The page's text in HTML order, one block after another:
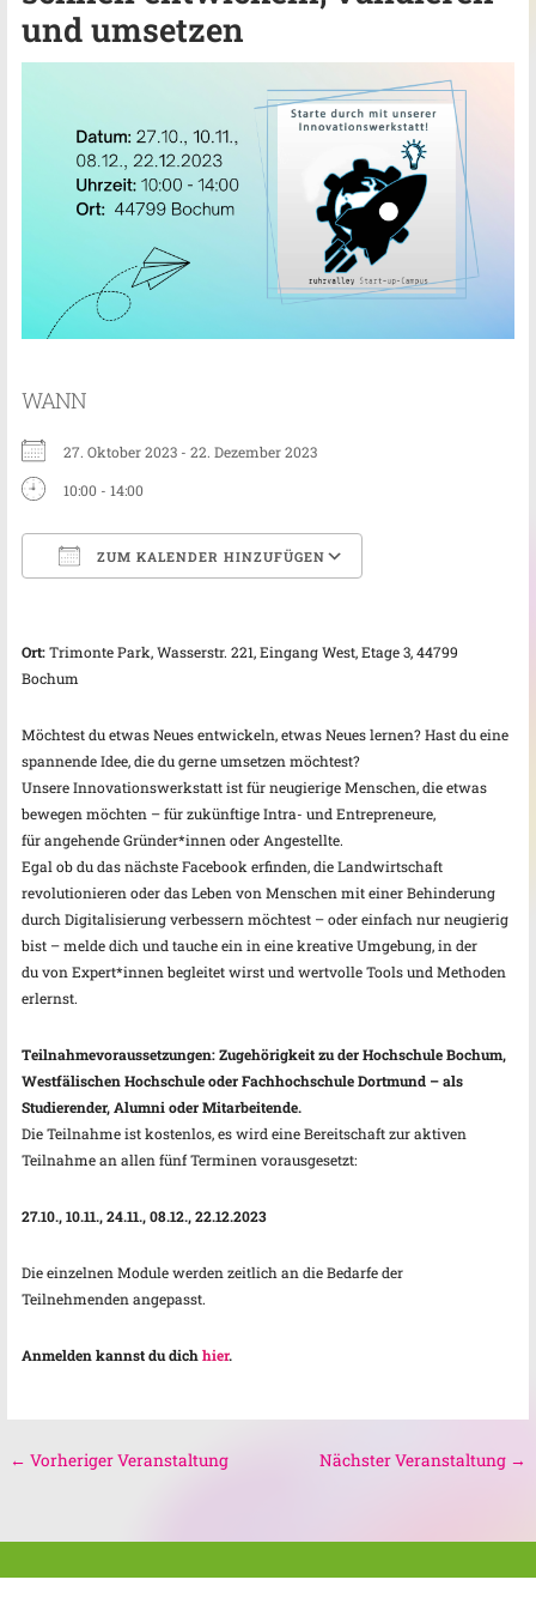
und umsetzen
WANN
27. Oktober 2023 - 22. Dezember 2023
10:00 - 14:00
ZUM KALENDER HINZUFÜGEN
Ort:Trimonte Park, Wasserstr. 221, Eingang West, Etage 3, 44799
Bochum
Möchtest du etwas Neues entwickeln, etwas Neues lernen? Hast du eine
spannende Idee, die du gerne umsetzen möchtest?
Unsere Innovationswerkstatt ist für neugierige Menschen, die etwas
bewegen möchten – für zukünftige Intra- und Entrepreneure,
für angehende Gründer*innen oder Angestellte.
Egal ob du das nächste Facebook erfinden, die Landwirtschaft
revolutionieren oder das Leben von Menschen mit einer Behinderung
durch Digitalisierung verbessern möchtest – oder einfach nur neugierig
bist – melde dich und tauche ein in eine kreative Umgebung, in der
du von Expert*innen begleitet wirst und wertvolle Tools und Methoden
erlernst.
Teilnahmevoraussetzungen: Zugehörigkeit zu der Hochschule Bochum,
Westfälischen Hochschule oder Fachhochschule Dortmund – als
Studierender, Alumni oder Mitarbeitende.
Die Teilnahme ist kostenlos, es wird eine Bereitschaft zur aktiven
Teilnahme an allen fünf Terminen vorausgesetzt:
27.10., 10.11., 24.11., 08.12., 22.12.2023
Die einzelnen Module werden zeitlich an die Bedarfe der
Teilnehmenden angepasst.
Anmelden kannst du dichhier.
← Vorheriger Veranstaltung Nächster Veranstaltung →